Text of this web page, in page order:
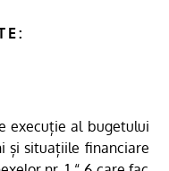
execuție al bugetului
și situațiile financiare